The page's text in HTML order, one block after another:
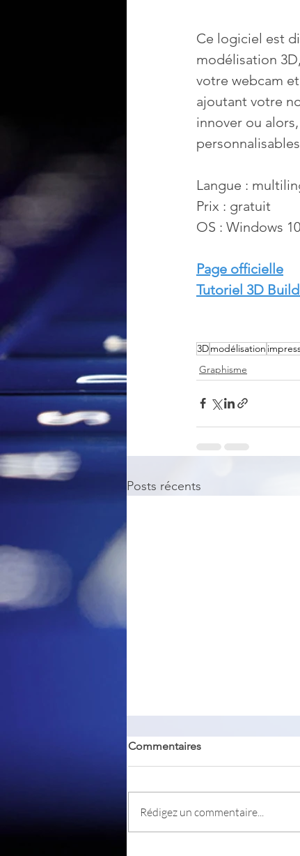
Ce logiciel est
modélisation
votre webcam
ajoutant votre
innover ou
Langue :
Prix : gratuit
OS : Windows
Page officielle
Tutoriel 3D
3Dmodélisation
Graphisme
Posts récents
Commentaires
Rédigez un commentaire...